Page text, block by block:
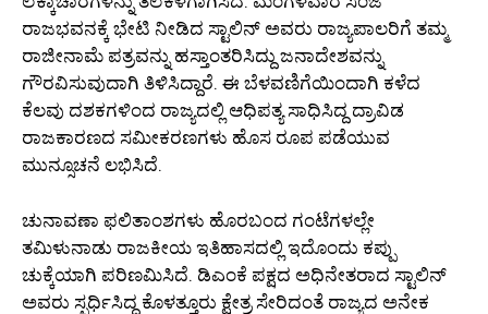
ರಾಜಭವನಕ್ಕೆ ಭೇಟಿ ನೀಡಿದ ಸ್ಟಾಲಿನ್ ಅವರು ರಾಜ್ಯಪಾಲರಿಗೆ ತಮ್ಮ
ರಾಜೀನಾಮೆ ಪತ್ರವನ್ನು ಹಸ್ತಾಂತರಿಸಿದ್ದು ಜನಾದೇಶವನ್ನು
ಗೌರವಿಸುವುದಾಗಿ ತಿಳಿಸಿದ್ದಾರೆ. ಈ ಬೆಳವಣಿಗೆಯಿಂದಾಗಿ ಕಳೆದ
ಕೆಲವು ದಶಕಗಳಿಂದ ರಾಜ್ಯದಲ್ಲಿ ಆಧಿಪತ್ಯ ಸಾಧಿಸಿದ್ದ ದ್ರಾವಿಡ
ರಾಜಕಾರಣದ ಸಮೀಕರಣಗಳು ಹೊಸ ರೂಪ ಪಡೆಯುವ
ಮುನ್ಸೂಚನೆ ಲಭಿಸಿದೆ.
ಚುನಾವಣಾ ಫಲಿತಾಂಶಗಳು ಹೊರಬಂದ ಗಂಟೆಗಳಲ್ಲೇ
ತಮಿಳುನಾಡು ರಾಜಕೀಯ ಇತಿಹಾಸದಲ್ಲಿ ಇದೊಂದು ಕಪ್ಪು
ಚುಕ್ಕೆಯಾಗಿ ಪರಿಣಮಿಸಿದೆ. ಡಿಎಂಕೆ ಪಕ್ಷದ ಅಧಿನೇತರಾದ ಸ್ಟಾಲಿನ್
ಅವರು ಸ್ಪರ್ಧಿಸಿದ್ದ ಕೊಳತ್ತೂರು ಕ್ಷೇತ್ರ ಸೇರಿದಂತೆ ರಾಜ್ಯದ ಅನೇಕ